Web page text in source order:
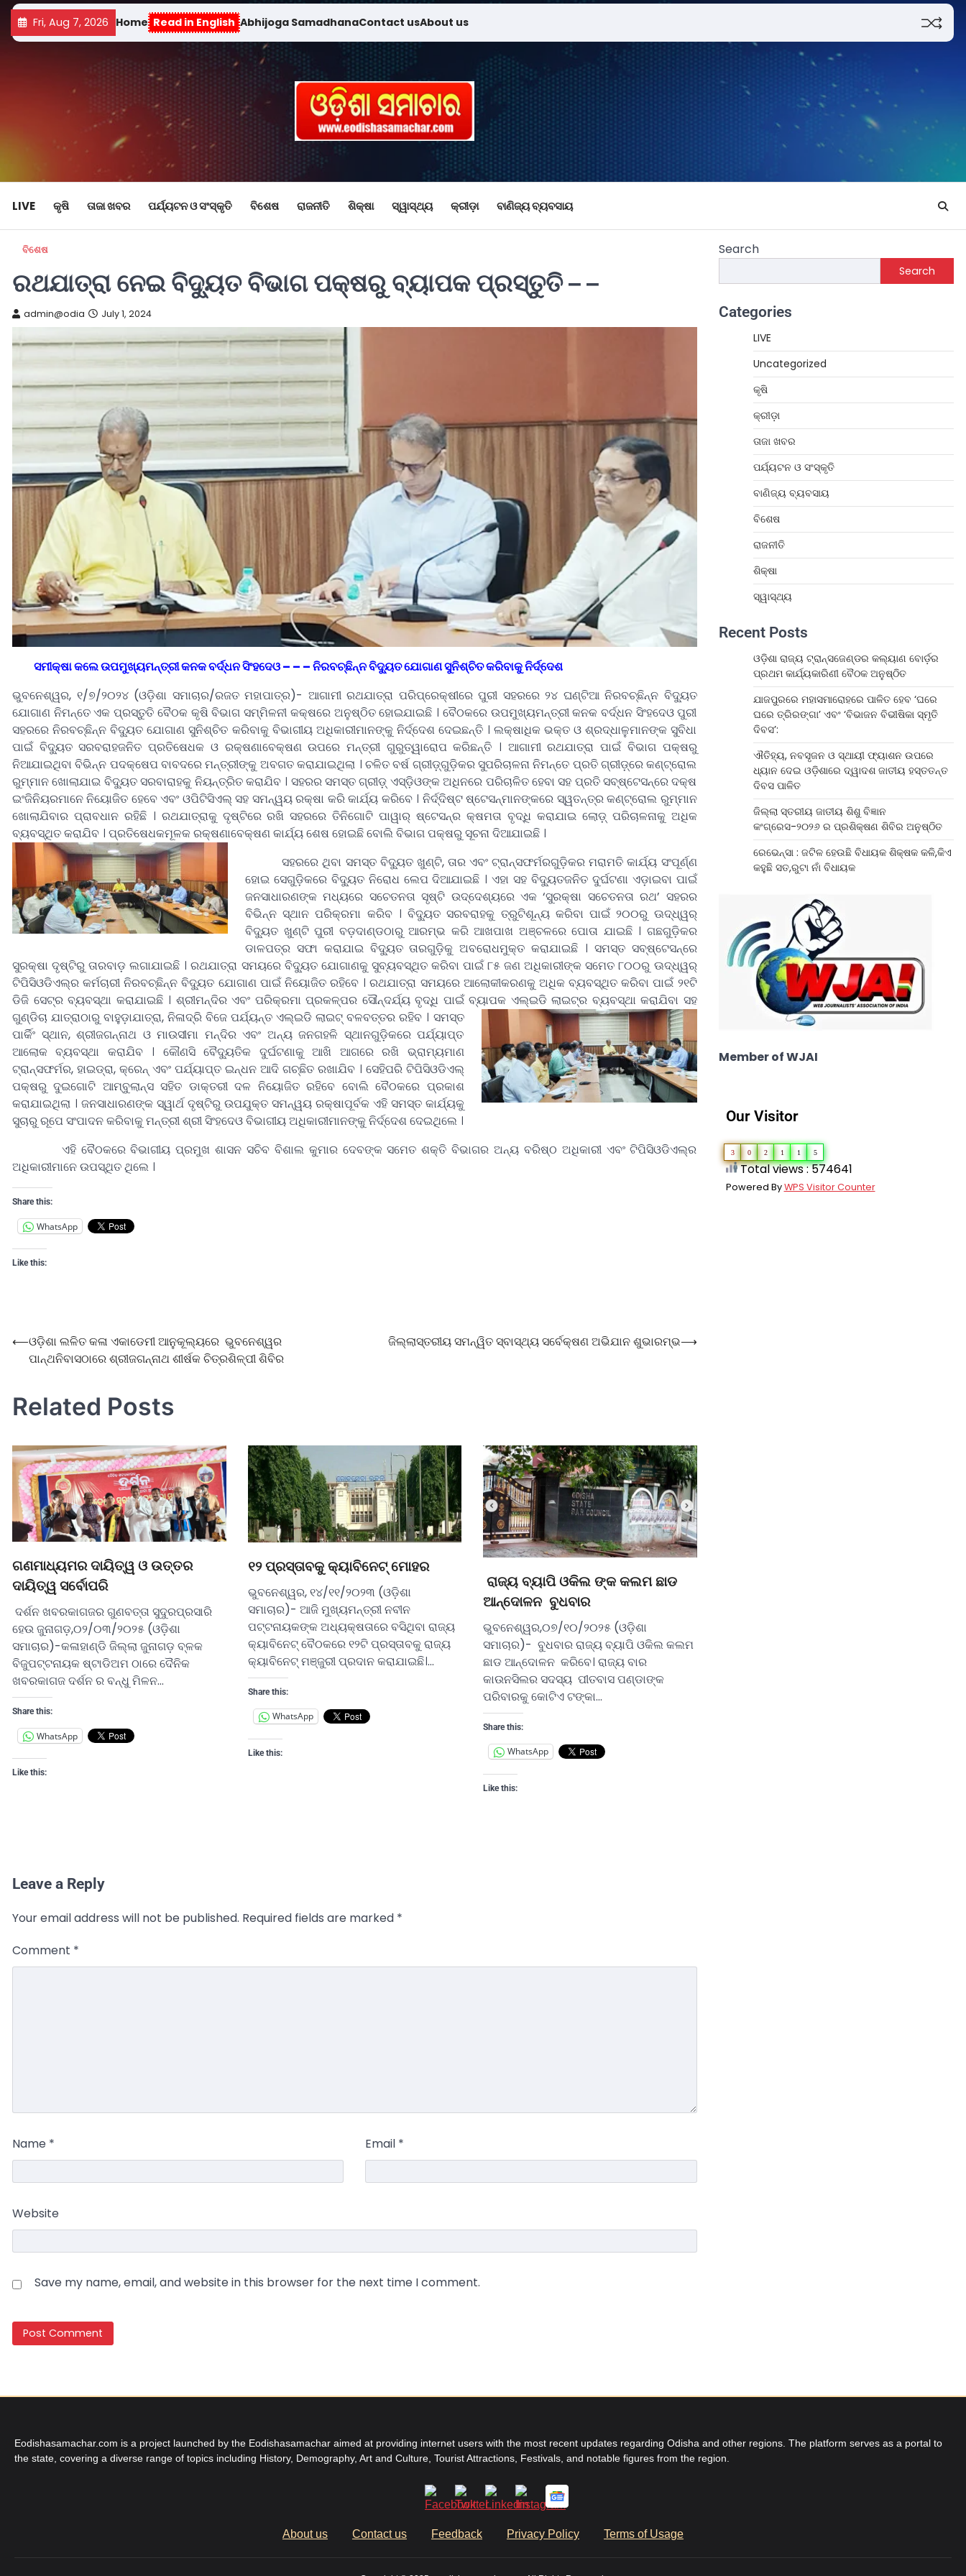
Fri, Aug 7, 2026 Home Read in English Abhijoga SamadhanaContact usAbout us
LIVE କୃଷି ତାଜା ଖବର ପର୍ଯ୍ୟଟନ ଓ ସଂସ୍କୃତି ବିଶେଷ ରାଜନୀତି ଶିକ୍ଷା ସ୍ୱାସ୍ଥ୍ୟ କ୍ରୀଡ଼ା ବାଣିଜ୍ୟ ବ୍ୟବସାୟ
ବିଶେଷ
ରଥଯାତ୍ରା ନେଇ ବିଦୁ୍ୟତ ବିଭାଗ ପକ୍ଷରୁ ବ୍ୟାପକ ପ୍ରସ୍ତୁତି – –
admin@odia July 1, 2024
ସମୀକ୍ଷା କଲେ ଉପମୁଖ୍ୟମନ୍ତ୍ରୀ କନକ ବର୍ଦ୍ଧନ ସିଂହଦେଓ – – – ନିରବଚ୍ଛିନ୍ନ ବିଦୁ୍ୟତ ଯୋଗାଣ ସୁନିଶ୍ଚିତ କରିବାକୁ ନିର୍ଦ୍ଦେଶ
ଭୁବନେଶ୍ୱର, ୧/୭/୨୦୨୪ (ଓଡ଼ିଶା ସମାଚାର/ରଜତ ମହାପାତ୍ର)- ଆଗାମୀ ରଥଯାତ୍ରା ପରିପ୍ରେକ୍ଷୀରେ ପୁରୀ ସହରରେ ୨୪ ଘଣ୍ଟିଆ ନିରବଚ୍ଛିନ୍ନ ବିଦୁ୍ୟତ
ଯୋଗାଣ ନିମନ୍ତେ ଏକ ପ୍ରସ୍ତୁତି ବୈଠକ କୃଷି ବିଭାଗ ସମ୍ମିଳନୀ କକ୍ଷରେ ଅନୁଷ୍ଠିତ ହୋଇଯାଇଛି । ବୈଠକରେ ଉପମୁଖ୍ୟମନ୍ତ୍ରୀ କନକ ବର୍ଦ୍ଧନ ସିଂହଦେଓ ପୁରୀ
ସହରରେ ନିରବଚ୍ଛିନ୍ନ ବିଦୁ୍ୟତ ଯୋଗାଣ ସୁନିଶ୍ଚିତ କରିବାକୁ ବିଭାଗୀୟ ଅଧିକାରୀମାନଙ୍କୁ ନିର୍ଦ୍ଦେଶ ଦେଇଛନ୍ତି । ଲକ୍ଷାଧିକ ଭକ୍ତ ଓ ଶ୍ରଦ୍ଧାଳୁମାନଙ୍କ ସୁବିଧା
ପାଇଁ ବିଦୁ୍ୟତ ସରବରାହଜନିତ ପ୍ରତିଷେଧକ ଓ ରକ୍ଷଣାବେକ୍ଷଣ ଉପରେ ମନ୍ତ୍ରୀ ଗୁରୁତ୍ୱାରୋପ କରିଛନ୍ତି । ଆଗାମୀ ରଥଯାତ୍ରା ପାଇଁ ବିଭାଗ ପକ୍ଷରୁ
ନିଆଯାଇଥିବା ବିଭିନ୍ନ ପଦକ୍ଷେପ ବାବଦରେ ମନ୍ତ୍ରୀଙ୍କୁ ଅବଗତ କରାଯାଇଥିଲା । ଚଳିତ ବର୍ଷ ଗ୍ରୀଡ଼୍‌ଗୁଡ଼ିକର ସୁପରିଚାଳନା ନିମନ୍ତେ ପ୍ରତି ଗ୍ରୀଡ଼୍‌ରେ କଣ୍ଟ୍ରୋଲ
ରୁମ୍‌ମାନ ଖୋଲାଯାଇ ବିଦୁ୍ୟତ ସରବାରାହକୁ ନିୟନ୍ତ୍ରିତ କରାଯିବ । ସହରର ସମସ୍ତ ଗ୍ରୀଡ଼୍‌ ଏସ୍‌ଡ଼ିଓଙ୍କ ଅଧିନରେ ପରିଚାଳିତ ହେବା ସହ ପ୍ରତି ସବ୍‌ଷ୍ଟେସନ୍‌ରେ ଦକ୍ଷ
ଇଂଜିନିୟରମାନେ ନିୟୋଜିତ ହେବେ ଏବଂ ଓପିଟିସିଏଲ୍‌ ସହ ସମନ୍ୱୟ ରକ୍ଷା କରି କାର୍ଯ୍ୟ କରିବେ । ନିର୍ଦ୍ଦିଷ୍ଟ ଷ୍ଟେସନ୍‌ମାନଙ୍କରେ ସ୍ୱତନ୍ତ୍ର କଣ୍ଟ୍ରୋଲ ରୁମ୍‌ମାନ
ଖୋଲାଯିବାର ପ୍ରାବଧାନ ରହିଛି । ରଥଯାତ୍ରାକୁ ଦୃଷ୍ଟିରେ ରଖି ସହରରେ ତିନିଗୋଟି ପାୱାର୍‌ ଷ୍ଟେସନ୍‌ର କ୍ଷମତା ବୃଦ୍ଧି କରାଯାଇ ଲୋଡ଼୍‌ ପରିଚାଳନାକୁ ଅଧିକ
ବ୍ୟବସ୍ଥିତ କରାଯିବ । ପ୍ରତିଷେଧକମୂଳକ ରକ୍ଷଣାବେକ୍ଷଣ କାର୍ଯ୍ୟ ଶେଷ ହୋଇଛି ବୋଲି ବିଭାଗ ପକ୍ଷରୁ ସୂଚନା ଦିଆଯାଇଛି ।
ସହରରେ ଥିବା ସମସ୍ତ ବିଦୁ୍ୟତ ଖୁଣ୍ଟି, ତାର ଏବଂ ଟ୍ରାନ୍ସଫର୍ମରଗୁଡ଼ିକର ମରାମତି କାର୍ଯ୍ୟ ସଂପୂର୍ଣ୍ଣ
ହୋଇ ସେଗୁଡ଼ିକରେ ବିଦୁ୍ୟତ ନିରୋଧ ଲେପ ଦିଆଯାଇଛି । ଏହା ସହ ବିଦୁ୍ୟତଜନିତ ଦୁର୍ଘଟଣା ଏଡ଼ାଇବା ପାଇଁ
ଜନସାଧାରଣଙ୍କ ମଧ୍ୟରେ ସଚେତନତା ସୃଷ୍ଟି ଉଦ୍ଦେଶ୍ୟରେ ଏକ ‘ସୁରକ୍ଷା ସଚେତନତା ରଥ’ ସହରର
ବିଭିନ୍ନ ସ୍ଥାନ ପରିକ୍ରମା କରିବ । ବିଦୁ୍ୟତ ସରବରାହକୁ ତ୍ରୁଟିଶୂନ୍ୟ କରିବା ପାଇଁ ୨୦୦ରୁ ଊଦ୍ଧ୍ୱର୍
ବିଦୁ୍ୟତ ଖୁଣ୍ଟି ପୁରୀ ବଡ଼ଦାଣ୍ଡଠାରୁ ଆରମ୍ଭ କରି ଆଖପାଖ ଅଞ୍ଚଳରେ ପୋତା ଯାଇଛି । ଗଛଗୁଡ଼ିକର
ଡାଳପତ୍ର ସଫା କରାଯାଇ ବିଦୁ୍ୟତ ତାରଗୁଡ଼ିକୁ ଅବରୋଧମୁକ୍ତ କରାଯାଇଛି । ସମସ୍ତ ସବ୍‌ଷ୍ଟେସନ୍‌ରେ
ସୁରକ୍ଷା ଦୃଷ୍ଟିରୁ ତାରବାଡ଼ ଲଗାଯାଇଛି । ରଥଯାତ୍ରା ସମୟରେ ବିଦୁ୍ୟତ ଯୋଗାଣକୁ ସୁବ୍ୟବସ୍ଥିତ କରିବା ପାଇଁ ୮୫ ଜଣ ଅଧିକାରୀଙ୍କ ସମେତ ୮୦୦ରୁ ଊଦ୍ଧ୍ୱର୍
ଟିପିସିଓଡିଏଲ୍‌ର କର୍ମଚାରୀ ନିରବଚ୍ଛିନ୍ନ ବିଦୁ୍ୟତ ଯୋଗାଣ ପାଇଁ ନିୟୋଜିତ ରହିବେ । ରଥଯାତ୍ରା ସମୟରେ ଆଲୋକୀକରଣକୁ ଅଧିକ ବ୍ୟବସ୍ଥିତ କରିବା ପାଇଁ ୨୧ଟି
ଡିଜି ସେଟ୍‌ର ବ୍ୟବସ୍ଥା କରାଯାଇଛି । ଶ୍ରୀମନ୍ଦିର ଏବଂ ପରିକ୍ରମା ପ୍ରକଳ୍ପର ସୌନ୍ଦର୍ଯ୍ୟ ବୃଦ୍ଧି ପାଇଁ ବ୍ୟାପକ ଏଲ୍‌ଇଡି ଲାଇଟ୍‌ର ବ୍ୟବସ୍ଥା କରାଯିବା ସହ
ଗୁଣ୍ଡିଚା ଯାତ୍ରାଠାରୁ ବାହୁଡ଼ାଯାତ୍ରା, ନିଳାଦ୍ରି ବିଜେ ପର୍ଯ୍ୟନ୍ତ ଏଲ୍‌ଇଡି ଲାଇଟ୍‌ ବଳବତ୍ତର ରହିବ । ସମସ୍ତ
ପାର୍କିଂ ସ୍ଥାନ, ଶ୍ରୀଜଗନ୍ନାଥ ଓ ମାଉସୀମା ମନ୍ଦିର ଏବଂ ଅନ୍ୟ ଜନଗହଳି ସ୍ଥାନଗୁଡ଼ିକରେ ପର୍ଯ୍ୟାପ୍ତ
ଆଲୋକ ବ୍ୟବସ୍ଥା କରାଯିବ । କୌଣସି ବୈଦୁ୍ୟତିକ ଦୁର୍ଘଟଣାକୁ ଆଖି ଆଗରେ ରଖି ଭ୍ରାମ୍ୟମାଣ
ଟ୍ରାନ୍ସଫର୍ମର, ହାଇଡ୍ରା, କ୍ରେନ୍‌ ଏବଂ ପର୍ଯ୍ୟାପ୍ତ ଇନ୍ଧନ ଆଦି ଗଚ୍ଛିତ ରଖାଯିବ । ସେହିପରି ଟିପିସିଓଡିଏଲ୍‌
ପକ୍ଷରୁ ଦୁଇଗୋଟି ଆମ୍ବୁଲାନ୍ସ ସହିତ ଡାକ୍ତରୀ ଦଳ ନିୟୋଜିତ ରହିବେ ବୋଲି ବୈଠକରେ ପ୍ରକାଶ
କରାଯାଇଥିଲା । ଜନସାଧାରଣଙ୍କ ସ୍ୱାର୍ଥ ଦୃଷ୍ଟିରୁ ଉପଯୁକ୍ତ ସମନ୍ୱୟ ରକ୍ଷାପୂର୍ବକ ଏହି ସମସ୍ତ କାର୍ଯ୍ୟକୁ
ସୁଚାରୁ ରୂପେ ସଂପାଦନ କରିବାକୁ ମନ୍ତ୍ରୀ ଶ୍ରୀ ସିଂହଦେଓ ବିଭାଗୀୟ ଅଧିକାରୀମାନଙ୍କୁ ନିର୍ଦ୍ଦେଶ ଦେଇଥିଲେ ।
ଏହି ବୈଠକରେ ବିଭାଗୀୟ ପ୍ରମୁଖ ଶାସନ ସଚିବ ବିଶାଲ କୁମାର ଦେବଙ୍କ ସମେତ ଶକ୍ତି ବିଭାଗର ଅନ୍ୟ ବରିଷ୍ଠ ଅଧିକାରୀ ଏବଂ ଟିପିସିଓଡିଏଲ୍‌ର
ଅଧିକାରୀମାନେ ଉପସ୍ଥିତ ଥିଲେ ।
Share this:
WhatsApp
Like this:
⟵ଓଡ଼ିଶା ଲଳିତ କଳା ଏକାଡେମୀ ଆନୁକୂଲ୍ୟରେ ଭୁବନେଶ୍ୱର
ପାନ୍ଥନିବାସଠାରେ ଶ୍ରୀଜଗନ୍ନାଥ ଶୀର୍ଷକ ଚିତ୍ରଶିଳ୍ପୀ ଶିବିର
ଜିଲ୍ଲାସ୍ତରୀୟ ସମନ୍ୱିତ ସ୍ବାସ୍ଥ୍ୟ ସର୍ବେକ୍ଷଣ ଅଭିଯାନ ଶୁଭାରମ୍ଭ⟶
Related Posts
ଗଣମାଧ୍ୟମର ଦାୟିତ୍ୱ ଓ ଉତ୍ତର
ଦାୟିତ୍ୱ ସର୍ବୋପରି
ଦର୍ଶନ ଖବରକାଗଜର ଗୁଣବତ୍ତା ସୁଦୁରପ୍ରସାରି
ହେଉ ଜୁନାଗଡ଼,୦୨/୦୩/୨୦୨୫ (ଓଡ଼ିଶା
ସମାଚାର)-କଳାହାଣ୍ଡି ଜିଲ୍ଲା ଜୁନାଗଡ଼ ବ୍ଳକ
ବିଜୁପଟ୍ଟନାୟକ ଷ୍ଟାଡିଅମ ଠାରେ ଦୈନିକ
ଖବରକାଗଜ ଦର୍ଶନ ର ବନ୍ଧୁ ମିଳନ…
Share this:
WhatsApp
Like this:
୧୨ ପ୍ରସ୍ତାବକୁ କ୍ୟାବିନେଟ୍ ମୋହର
ଭୁବନେଶ୍ୱର, ୧୪/୧୧/୨୦୨୩ (ଓଡ଼ିଶା
ସମାଚାର)- ଆଜି ମୁଖ୍ୟମନ୍ତ୍ରୀ ନବୀନ
ପଟ୍ଟନାୟକଙ୍କ ଅଧ୍ୟକ୍ଷତାରେ ବସିଥିବା ରାଜ୍ୟ
କ୍ୟାବିନେଟ୍ ବୈଠକରେ ୧୨ଟି ପ୍ରସ୍ତାବକୁ ରାଜ୍ୟ
କ୍ୟାବିନେଟ୍ ମଞ୍ଜୁରୀ ପ୍ରଦାନ କରାଯାଇଛି।…
Share this:
WhatsApp
Like this:
ରାଜ୍ୟ ବ୍ୟାପି ଓକିଲ ଙ୍କ କଲମ ଛାଡ
ଆନ୍ଦୋଳନ ବୁଧବାର
ଭୁବନେଶ୍ୱର,୦୭/୧୦/୨୦୨୫ (ଓଡ଼ିଶା
ସମାଚାର)- ବୁଧବାର ରାଜ୍ୟ ବ୍ୟାପି ଓକିଲ କଲମ
ଛାଡ ଆନ୍ଦୋଳନ କରିବେ। ରାଜ୍ୟ ବାର
କାଉନସିଲର ସଦସ୍ୟ ପୀତବାସ ପଣ୍ଡାଙ୍କ
ପରିବାରକୁ କୋଟିଏ ଟଙ୍କା…
Share this:
WhatsApp
Like this:
Leave a Reply
Your email address will not be published. Required fields are marked *
Comment *
Name * Email *
Website
Save my name, email, and website in this browser for the next time I comment.
Search
Search
Categories
LIVE
Uncategorized
କୃଷି
କ୍ରୀଡ଼ା
ତାଜା ଖବର
ପର୍ଯ୍ୟଟନ ଓ ସଂସ୍କୃତି
ବାଣିଜ୍ୟ ବ୍ୟବସାୟ
ବିଶେଷ
ରାଜନୀତି
ଶିକ୍ଷା
ସ୍ୱାସ୍ଥ୍ୟ
Recent Posts
ଓଡ଼ିଶା ରାଜ୍ୟ ଟ୍ରାନ୍ସଜେଣ୍ଡର କଲ୍ୟାଣ ବୋର୍ଡ଼ର
ପ୍ରଥମ କାର୍ଯ୍ୟକାରିଣୀ ବୈଠକ ଅନୁଷ୍ଠିତ
ଯାଜପୁରରେ ମହାସମାରୋହରେ ପାଳିତ ହେବ ‘ଘରେ
ଘରେ ତ୍ରିରଙ୍ଗା’ ଏବଂ ‘ବିଭାଜନ ବିଭୀଷିକା ସ୍ମୃତି
ଦିବସ’:
ଐତିହ୍ୟ, ନବସୃଜନ ଓ ସ୍ଥାୟୀ ଫ୍ୟାଶନ ଉପରେ
ଧ୍ୟାନ ଦେଇ ଓଡ଼ିଶାରେ ଦ୍ୱାଦଶ ଜାତୀୟ ହସ୍ତତନ୍ତ
ଦିବସ ପାଳିତ
ଜିଲ୍ଲା ସ୍ତରୀୟ ଜାତୀୟ ଶିଶୁ ବିଜ୍ଞାନ
କଂଗ୍ରେସ-୨୦୨୬ ର ପ୍ରଶିକ୍ଷଣ ଶିବିର ଅନୁଷ୍ଠିତ
ରେଭେନ୍ସା : ଜଟିଳ ହେଉଛି ବିଧାୟକ ଶିକ୍ଷକ କଳି,କିଏ
କହୁଛି ସତ,ରୁଟା ନାଁ ବିଧାୟକ
Member of WJAI
Our Visitor
3 0 2 1 1 5
Total views : 574641
Powered ByWPS Visitor Counter
Eodishasamachar.com is a project launched by the Eodishasamachar aimed at providing internet users with the most recent updates regarding Odisha and other regions. The platform serves as a portal to
the state, covering a diverse range of topics including History, Demography, Art and Culture, Tourist Attractions, Festivals, and notable figures from the region.
About us Contact us Feedback Privacy Policy Terms of Usage